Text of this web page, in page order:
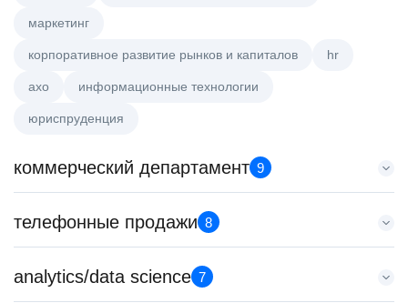
маркетинг
корпоративное развитие рынков и капиталов hr
axo информационные технологии
юриспруденция
коммерческий департамент 9
Тренер по развитию компетенций продаж
HeadHunter::Коммерческий департамент
з/п не указана
телефонные продажи 8
Менеджер по продажам B2B
HeadHunter::Телефонные продажи
analytics/data science 7